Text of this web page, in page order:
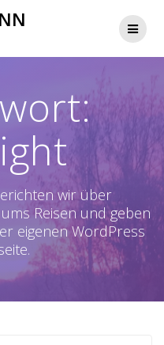
wir über
Reisen und geben
eigenen WordPress